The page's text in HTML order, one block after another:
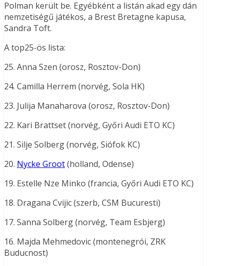
Polman került be. Egyébként a listán akad egy dán
nemzetiségű játékos, a Brest Bretagne kapusa,
Sandra Toft.
A top25-ös lista:
25. Anna Szen (orosz, Rosztov-Don)
24. Camilla Herrem (norvég, Sola HK)
23. Julija Manaharova (orosz, Rosztov-Don)
22. Kari Brattset (norvég, Győri Audi ETO KC)
21. Silje Solberg (norvég, Siófok KC)
20. Nycke Groot(holland, Odense)
19. Estelle Nze Minko (francia, Győri Audi ETO KC)
18. Dragana Cvijic (szerb, CSM Bucuresti)
17. Sanna Solberg (norvég, Team Esbjerg)
16. Majda Mehmedovic (montenegrói, ZRK
Buducnost)